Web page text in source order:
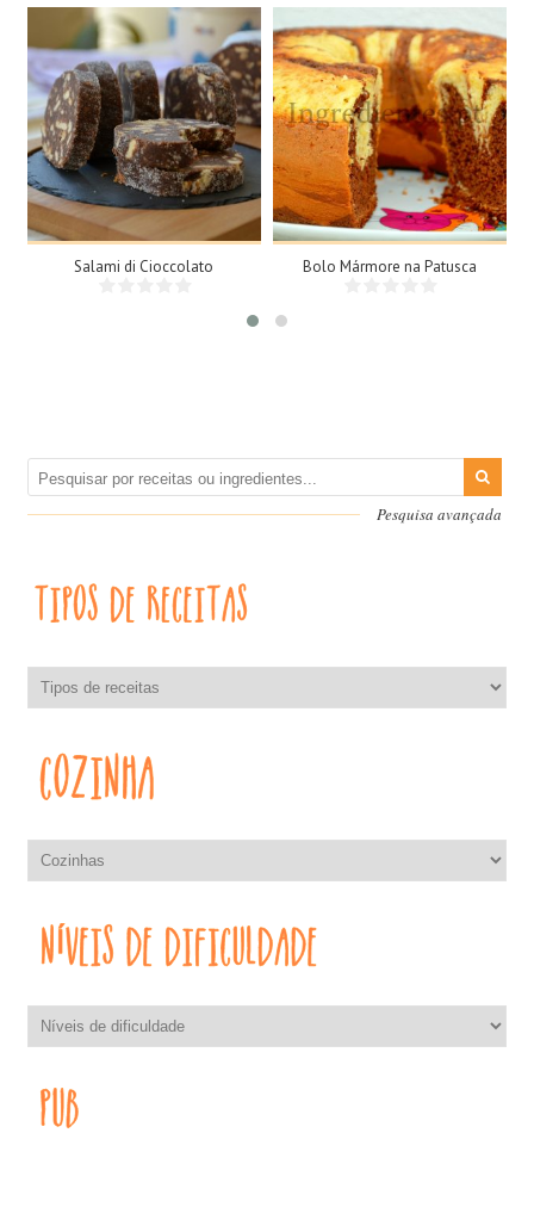
15 Fatias
N/A
Salami di Cioccolato
8 Doses
8 Pessoas
25Min
Bolo Mármore na Patusca
Pesquisa avançada